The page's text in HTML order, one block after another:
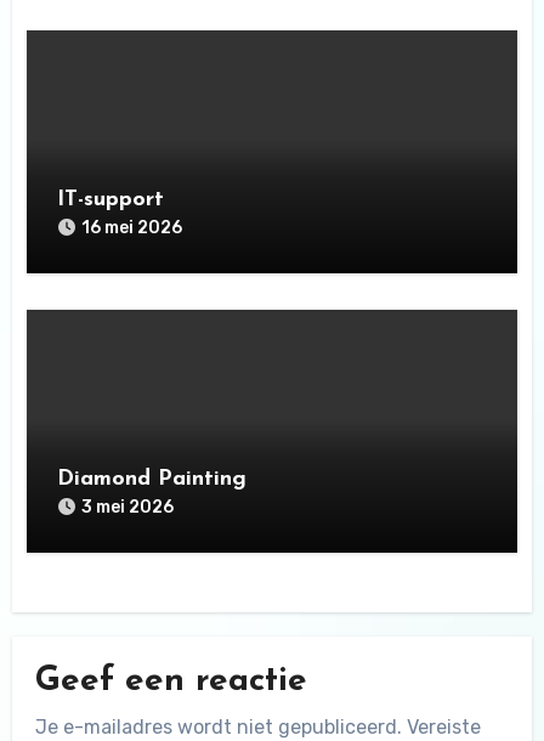
IT-support
16 mei 2026
Diamond Painting
3 mei 2026
Geef een reactie
Je e-mailadres wordt niet gepubliceerd. Vereiste